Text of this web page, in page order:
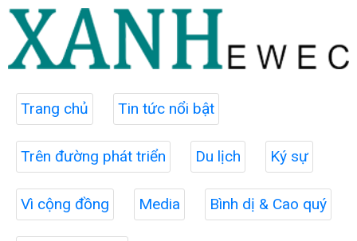
Trang chủ Tin tức nổi bật
Trên đường phát triển Du lịch Ký sự
Vì cộng đồng Media Bình dị & Cao quý